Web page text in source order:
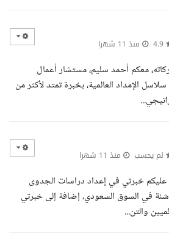
منذ 11 شهرا
معكم أحمد سليم، مستشار أعمال
الإمداد العالمية، بخبرة تمتد لأكثر من
لم يحسب منذ 11 شهرا
عليكم خبرتي في إعداد دراسات الجدوى
في السوق السعودي، إضافة إلى خبرتي
والتن...